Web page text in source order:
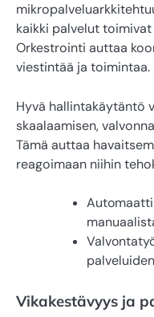
kaikki palvelut
Orkestrointi auttaa
viestintää ja toimintaa.
Hyvä hallintakäytäntö
skaalaamisen,
Tämä auttaa
reagoimaan niihin
Vikakestävyys ja